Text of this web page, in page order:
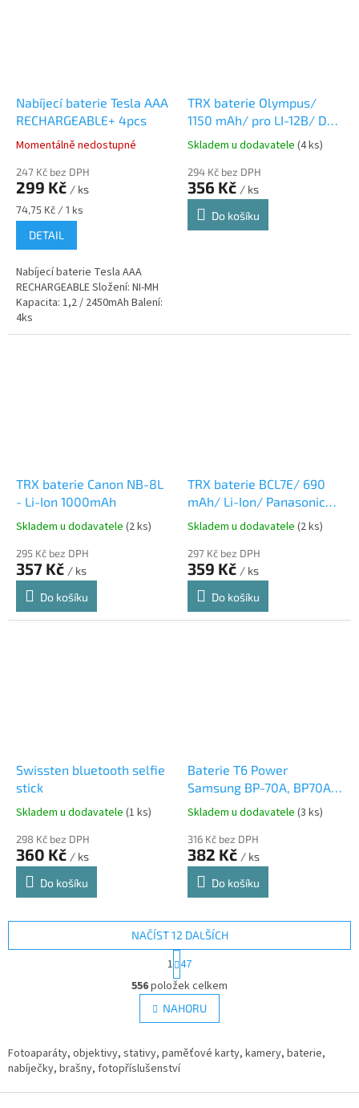
Nabíjecí baterie Tesla AAA
RECHARGEABLE+ 4pcs
Momentálně nedostupné
247 Kč bez DPH
299 Kč / ks
Měrná
cena:
74,75 Kč / 1 ks
DETAIL
Nabíjecí baterie Tesla AAA
RECHARGEABLE Složení: NI-MH
Kapacita: 1,2 / 2450mAh Balení:
4ks
TRX baterie Olympus/
1150 mAh/ pro LI-12B/ DB-
L10B/ neoriginální
Skladem u dodavatele (4 ks)
294 Kč bez DPH
356 Kč / ks
Do košíku
TRX baterie Canon NB-8L
- Li-Ion 1000mAh
Skladem u dodavatele (2 ks)
295 Kč bez DPH
357 Kč / ks
Do košíku
TRX baterie BCL7E/ 690
mAh/ Li-Ion/ Panasonic
Lumix DMC-FS50, DMC-
FS50K, DMC-FS50P, DMC-
FS50S/ neoriginál
Skladem u dodavatele (2 ks)
297 Kč bez DPH
359 Kč / ks
Do košíku
Swissten bluetooth selfie
stick
Skladem u dodavatele (1 ks)
298 Kč bez DPH
360 Kč / ks
Do košíku
Baterie T6 Power
Samsung BP-70A, BP70A,
SLB-70A, 700mAh, 2,6Wh
Skladem u dodavatele (3 ks)
316 Kč bez DPH
382 Kč / ks
Do košíku
O
v
l
á
a
c
NAČÍST 12 DALŠÍCH
S
t
r
á
n
k
v
á
í
1 47
556položek celkem
NAHORU
Fotoaparáty, objektivy, stativy, paměťové karty, kamery, baterie,
nabíječky, brašny, fotopříslušenství